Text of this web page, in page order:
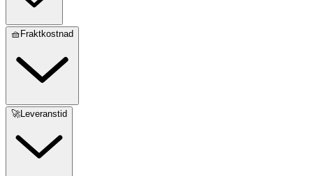
🧺Fraktkostnad
🚀Leveranstid